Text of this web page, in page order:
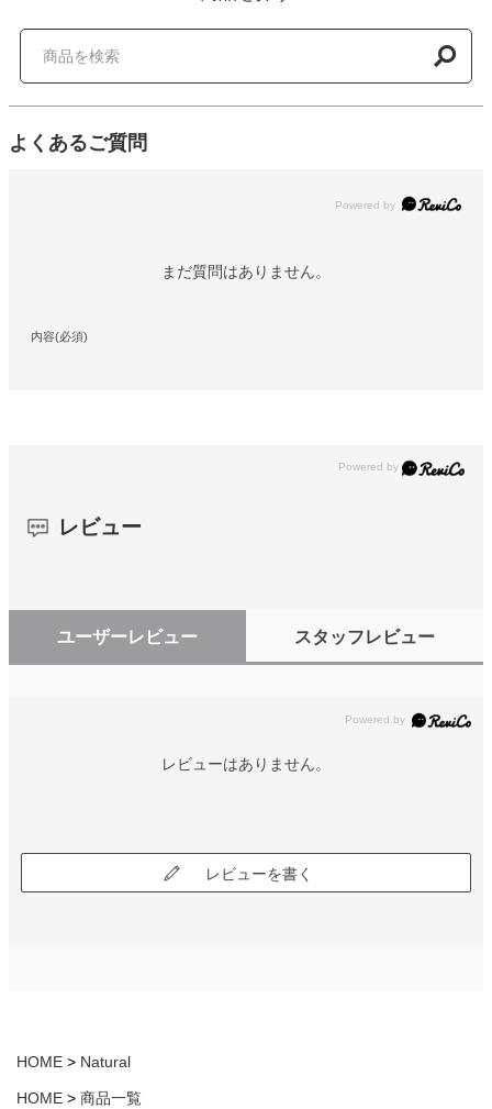
よくあるご質問
Powered by
まだ質問はありません。
内容(必須)
レビュー
ユーザーレビュー スタッフレビュー
レビューはありません。
レビューを書く
HOME Natural
HOME 商品一覧